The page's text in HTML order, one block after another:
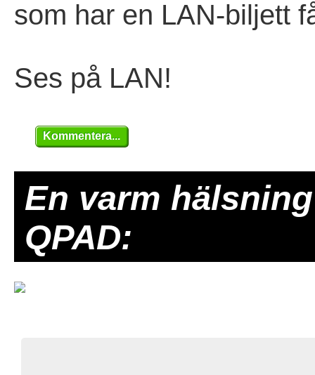
som har en LAN-biljett
Ses på LAN!
Kommentera...
En varm
QPAD​: